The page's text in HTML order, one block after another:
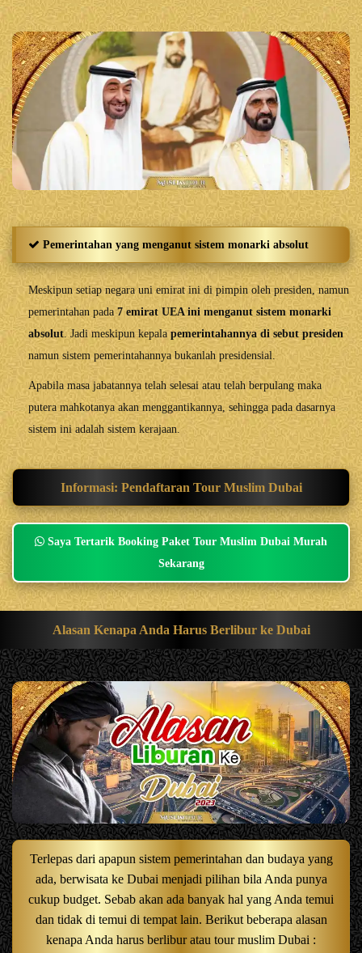
Pemerintahan yang menganut sistem monarki absolut
Meskipun setiap negara uni emirat ini di pimpin oleh presiden, namun
pemerintahan pada7 emirat UEA ini menganut sistem monarki
absolut. Jadi meskipun kepala pemerintahannya di sebut presiden
namun sistem pemerintahannya bukanlah presidensial.
Apabila masa jabatannya telah selesai atau telah berpulang maka
putera mahkotanya akan menggantikannya, sehingga pada dasarnya
sistem ini adalah sistem kerajaan.
Informasi: Pendaftaran Tour Muslim Dubai
Saya Tertarik Booking Paket Tour Muslim Dubai Murah
Sekarang
Alasan Kenapa Anda Harus Berlibur ke Dubai
Terlepas dari apapun sistem pemerintahan dan budaya yang
ada, berwisata ke Dubai menjadi pilihan bila Anda punya
cukup budget. Sebab akan ada banyak hal yang Anda temui
dan tidak di temui di tempat lain. Berikut beberapa alasan
kenapa Anda harus berlibur atau tour muslim Dubai :